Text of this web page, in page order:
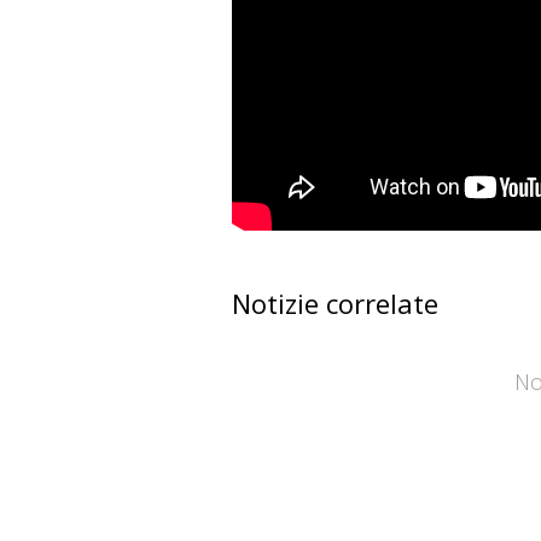
Notizie correlate